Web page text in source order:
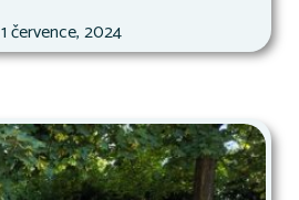
1 července, 2024